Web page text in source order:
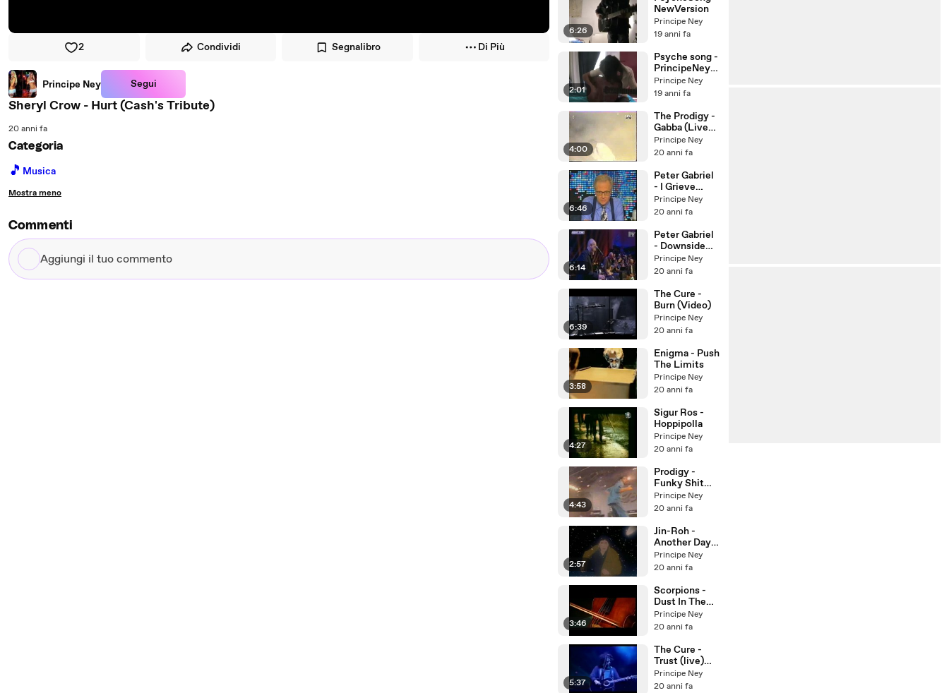
2 Condividi Segnalibro Di Più
Principe Ney Segui
Sheryl Crow - Hurt (Cash's Tribute)
20 anni fa
Categoria
🎵 Musica
Mostra meno
Commenti
Aggiungi
il
6:26
NewVersion
Principe Ney
19 anni fa
2:01
Psyche song -
PrincipeNeyM
ort
Principe Ney
19 anni fa
4:00
The Prodigy -
Gabba (Live
1996)
Principe Ney
20 anni fa
6:46
Peter Gabriel
- I Grieve
(City of..)
Principe Ney
20 anni fa
6:14
Peter Gabriel
- Downside
Up (Fraser)
Principe Ney
20 anni fa
6:39
The Cure -
Burn (Video)
Principe Ney
20 anni fa
3:58
Enigma - Push
The Limits
Principe Ney
20 anni fa
4:27
Sigur Ros -
Hoppipolla
Principe Ney
20 anni fa
4:43
Prodigy -
Funky Shit
(Live)
Principe Ney
20 anni fa
2:57
Jin-Roh -
Another Day
(Cocteau
Twins)
Principe Ney
20 anni fa
3:46
Scorpions -
Dust In The
Wind
Principe Ney
20 anni fa
5:37
The Cure -
Trust (live)
per Nora
Principe Ney
20 anni fa